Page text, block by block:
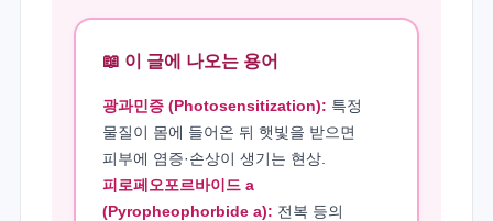
📖 이 글에 나오는 용어
광과민증 (Photosensitization): 특정
물질이 몸에 들어온 뒤 햇빛을 받으면
피부에 염증·손상이 생기는 현상.
피로페오포르바이드 a
(Pyropheophorbide a): 전복 등의